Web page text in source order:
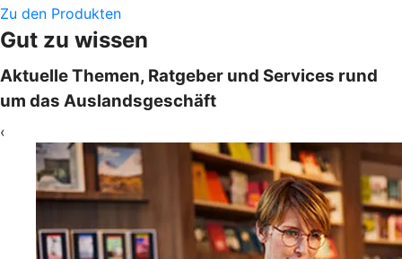
Zu den Produkten
Gut zu wissen
Aktuelle Themen, Ratgeber und Services rund
um das Auslandsgeschäft
‹